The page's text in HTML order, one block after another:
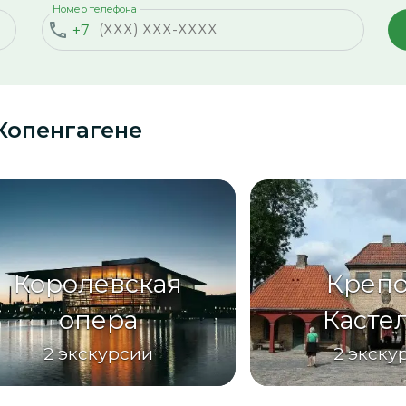
+7
Номер телефона
Королевская
опера
2 экскурсии 2